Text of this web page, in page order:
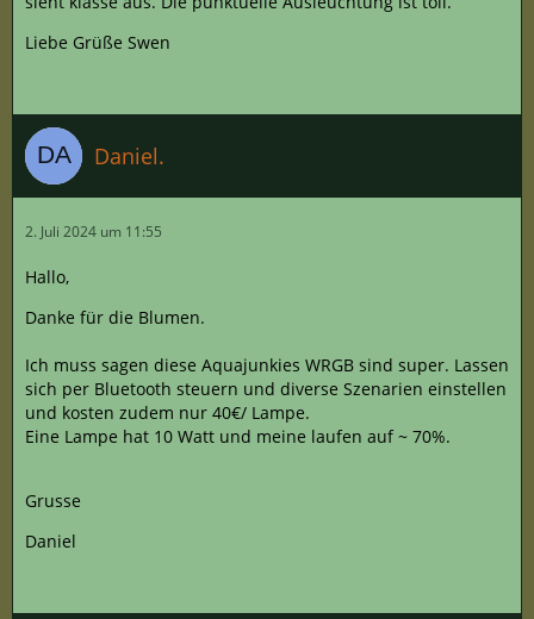
Liebe Grüße Swen
Daniel.
2. Juli 2024 um 11:55
Hallo,
Danke für die Blumen.
Ich muss sagen diese Aquajunkies WRGB sind super. Lassen
sich per Bluetooth steuern und diverse Szenarien einstellen
und kosten zudem nur 40€/ Lampe.
Eine Lampe hat 10 Watt und meine laufen auf ~ 70%.
Grusse
Daniel